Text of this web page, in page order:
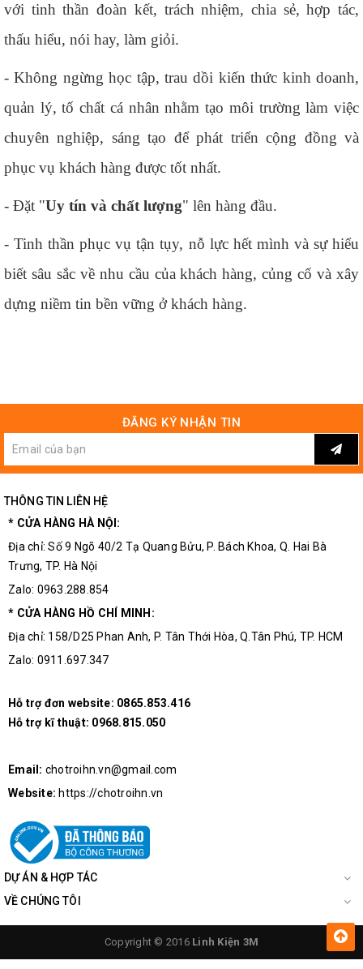
với tinh thần đoàn kết, trách nhiệm, chia sẻ, hợp tác,
thấu hiểu, nói hay, làm giỏi.
- Không ngừng học tập, trau dồi kiến thức kinh doanh,
quản lý, tố chất cá nhân nhằm tạo môi trường làm việc
chuyên nghiệp, sáng tạo để phát triển cộng đồng và
phục vụ khách hàng được tốt nhất.
- Đặt "Uy tín và chất lượng" lên hàng đầu.
- Tinh thần phục vụ tận tụy, nỗ lực hết mình và sự hiểu
biết sâu sắc về nhu cầu của khách hàng, củng cố và xây
dựng niềm tin bền vững ở khách hàng.
ĐĂNG KÝ NHẬN TIN
THÔNG TIN LIÊN HỆ
* CỬA HÀNG HÀ NỘI:
Địa chỉ: Số 9 Ngõ 40/2 Tạ Quang Bửu, P. Bách Khoa, Q. Hai Bà
Trưng, TP. Hà Nội
Zalo: 0963.288.854
* CỬA HÀNG HỒ CHÍ MINH:
Địa chỉ: 158/D25 Phan Anh, P. Tân Thới Hòa, Q.Tân Phú, TP. HCM
Zalo: 0911.697.347
Hỗ trợ đơn website: 0865.853.416
Hỗ trợ kĩ thuật: 0968.815.050
Email: chotroihn.vn@gmail.com
Website: https://chotroihn.vn
DỰ ÁN & HỢP TÁC
VỀ CHÚNG TÔI
Copyright © 2016 Linh Kiện 3M